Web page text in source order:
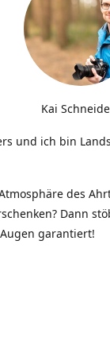
Kai
und ich bin
des
Dann
garantiert!